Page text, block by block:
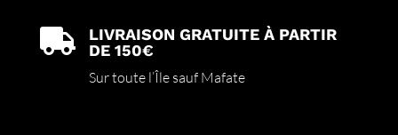

LIVRAISON GRATUITE À PARTIR
DE 150€
Sur toute l’Île sauf Mafate